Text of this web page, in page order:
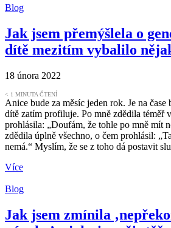
Blog
Jak jsem přemýšlela o
dítě mezitím vybalilo
18 února 2022
< 1 MINUTA ČTENÍ
Anice bude za měsíc jeden rok. Je na čase
dítě zatím profiluje. Po mně zdědila téměř
prohlásila: „Doufám, že tohle po mně mít
zdědila úplně všechno, o čem prohlásil:
nemá.“ Myslím, že se z toho dá postavit
Více
Blog
Jak jsem zmínila